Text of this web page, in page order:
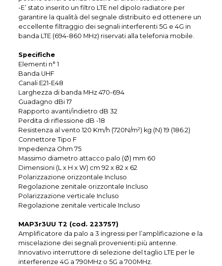
-E’ stato inserito un filtro LTE nel dipolo radiatore per
garantire la qualità del segnale distribuito ed ottenere un
eccellente filtraggio dei segnali interferenti 5G e 4G in
banda LTE (694-860 MHz) riservati alla telefonia mobile.
Specifiche
Elementi n° 1
Banda UHF
Canali E21-E48
Larghezza di banda MHz 470-694
Guadagno dBi 17
Rapporto avanti/indietro dB 32
Perdita di riflessione dB -18
Resistenza al vento 120 Km/h (720N/m²) kg (N) 19 (186.2)
Connettore Tipo F
Impedenza Ohm 75
Massimo diametro attacco palo (Ø) mm 60
Dimensioni (L x H x W) cm 92 x 82 x 62
Polarizzazione orizzontale Incluso
Regolazione zenitale orizzontale Incluso
Polarizzazione verticale Incluso
Regolazione zenitale verticale Incluso
MAP3r3UU T2 (cod. 223757)
Amplificatore da palo a 3 ingressi per l’amplificazione e la
miscelazione dei segnali provenienti più antenne.
Innovativo interruttore di selezione del taglio LTE per le
interferenze 4G a 790MHz o 5G a 700MHz.